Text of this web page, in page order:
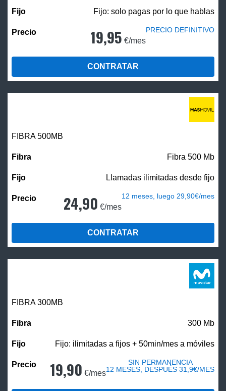
Fijo: solo pagas por lo que hablas
19,95 €/mes
PRECIO DEFINITIVO
CONTRATAR
FIBRA500MB
Fibra 500 Mb
Llamadas ilimitadas desde fijo
24,90 €/mes
12 meses, luego 29,90€/mes
CONTRATAR
FIBRA 300MB
300 Mb
Fijo: ilimitadas a fijos + 50min/mes a móviles
19,90 €/mes
SIN PERMANENCIA
12 MESES, DESPUÉS 31,9€/MES